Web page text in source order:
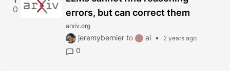
0
errors, but can correct them
arxiv.org
jeremybernier to ai • 2 years ago
0